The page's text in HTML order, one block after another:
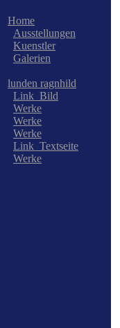
Home
Ausstellungen
Kuenstler
Galerien
lunden ragnhild
Link_Bild
Werke
Werke
Werke
Link_Textseite
Werke